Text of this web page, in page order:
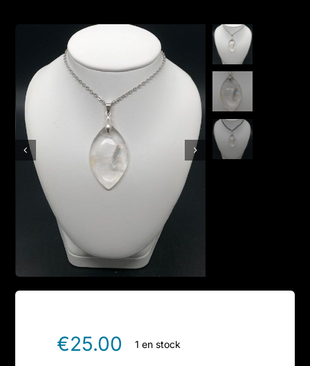
Boutique en ligne
Contact
€25.00 1 en stock